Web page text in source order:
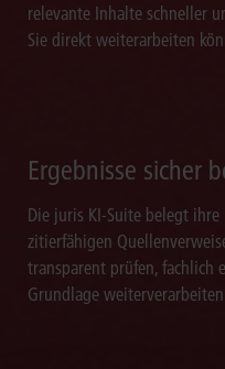
relevante Inhalte schneller
Sie direkt weiterarbeiten
Ergebnisse sicher
Die juris KI-Suite belegt
zitierfähigen
transparent prüfen, fachlich
Grundlage